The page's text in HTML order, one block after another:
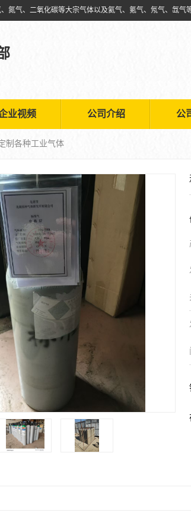
业视频 公司介绍 公
制各种工业气体